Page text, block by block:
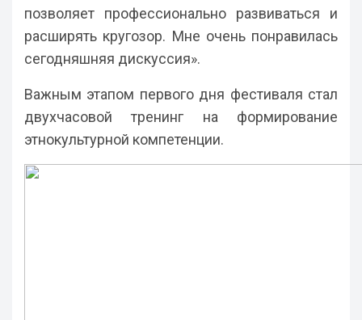
позволяет профессионально развиваться и
расширять кругозор. Мне очень понравилась
сегодняшняя дискуссия».
Важным этапом первого дня фестиваля стал
двухчасовой тренинг на формирование
этнокультурной компетенции.